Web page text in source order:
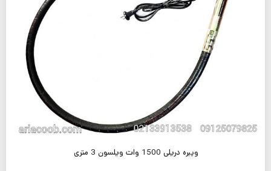
ویبره دریلی 1500 وات ویلسون 3 متری